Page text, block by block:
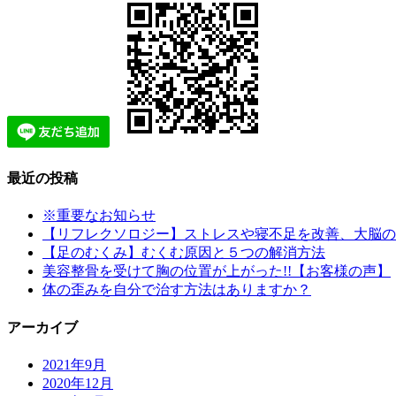
最近の投稿
※重要なお知らせ
【リフレクソロジー】ストレスや寝不足を改善、大脳
【足のむくみ】むくむ原因と５つの解消方法
美容整骨を受けて胸の位置が上がった!!【お客様の声】
体の歪みを自分で治す方法はありますか？
アーカイブ
2021年9月
2020年12月